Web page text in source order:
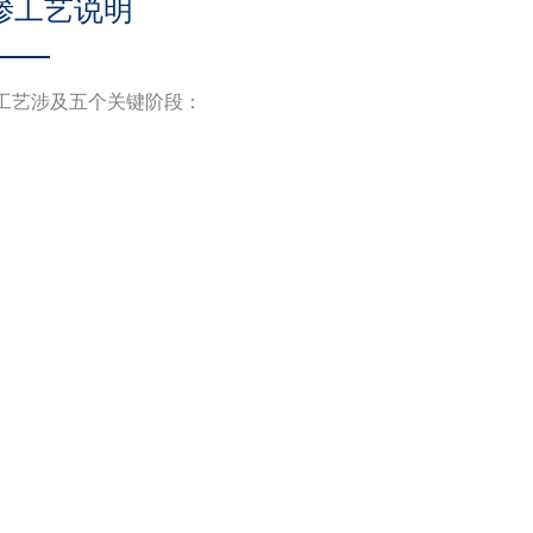
工艺说明
艺涉及五个关键阶段：